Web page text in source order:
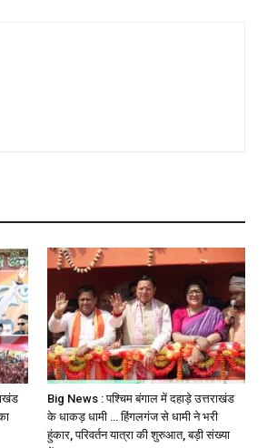
Big News : पश्चिम बंगाल में दहाड़े उत्तराखंड
के धाकड़ धामी … हिंगलगंज से धामी ने भरी
हुंकार, परिवर्तन यात्रा की शुरुआत, बड़ी संख्या